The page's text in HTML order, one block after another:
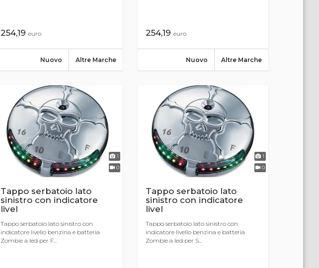
254,19 euro
Altre Marche
Nuovo
254,19euro
Altre Marche
Nuovo
1
0
Tappo serbatoio lato
sinistro con indicatore
livel
Tappo serbatoio lato sinistro con
indicatore livello benzina e batteria
Zombie a led per F...
1
0
Tappo serbatoio lato
sinistro con indicatore
livel
Tappo serbatoio lato sinistro con
indicatore livello benzina e batteria
Zombie a led per S...